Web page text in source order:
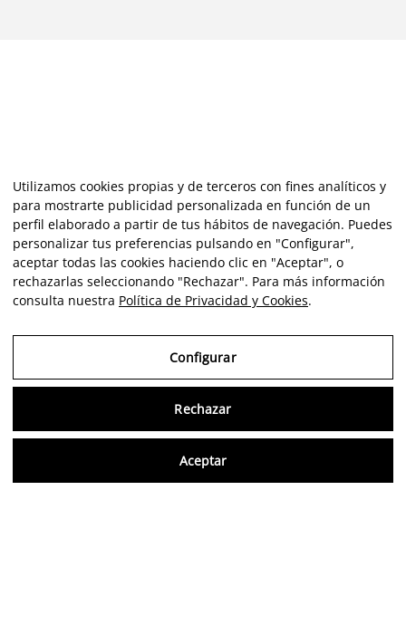
Utilizamos cookies propias y de terceros con fines analíticos y
para mostrarte publicidad personalizada en función de un
perfil elaborado a partir de tus hábitos de navegación. Puedes
personalizar tus preferencias pulsando en "Configurar",
aceptar todas las cookies haciendo clic en "Aceptar", o
rechazarlas seleccionando "Rechazar". Para más información
consulta nuestra Política de Privacidad y Cookies.
Configurar
Rechazar
Aceptar